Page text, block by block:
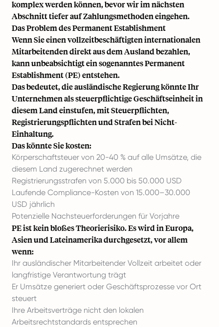
komplex werden können, bevor wir im nächsten
Abschnitt tiefer auf Zahlungsmethoden eingehen.
Das Problem des Permanent Establishment
Wenn Sie einen vollzeitbeschäftigten internationalen
Mitarbeitenden direkt aus dem Ausland bezahlen,
kann unbeabsichtigt ein sogenanntes Permanent
Establishment (PE) entstehen.
Das bedeutet, die ausländische Regierung könnte Ihr
Unternehmen als steuerpflichtige Geschäftseinheit in
diesem Land einstufen, mit Steuerpflichten,
Registrierungspflichten und Strafen bei Nicht-
Einhaltung.
Das könnte Sie kosten:
Körperschaftsteuer von 20-40 % auf alle Umsätze, die
diesem Land zugerechnet werden
Registrierungsstrafen von 5.000 bis 50.000 USD
Laufende Compliance-Kosten von 15.000–30.000
USD jährlich
Potenzielle Nachsteuerforderungen für Vorjahre
PE ist kein bloßes Theorierisiko. Es wird in Europa,
Asien und Lateinamerika durchgesetzt, vor allem
wenn:
Ihr ausländischer Mitarbeitender Vollzeit arbeitet oder
langfristige Verantwortung trägt
Er Umsätze generiert oder Geschäftsprozesse vor Ort
steuert
Ihre Arbeitsverträge nicht den lokalen
Arbeitsrechtstandards entsprechen